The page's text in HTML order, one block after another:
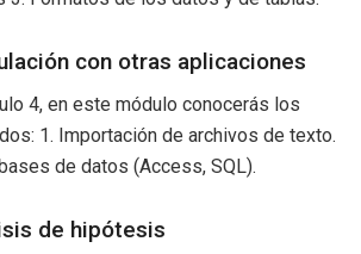
con otras aplicaciones
4, en este módulo conocerás los
1. Importación de archivos de texto.
de datos (Access, SQL).
de hipótesis